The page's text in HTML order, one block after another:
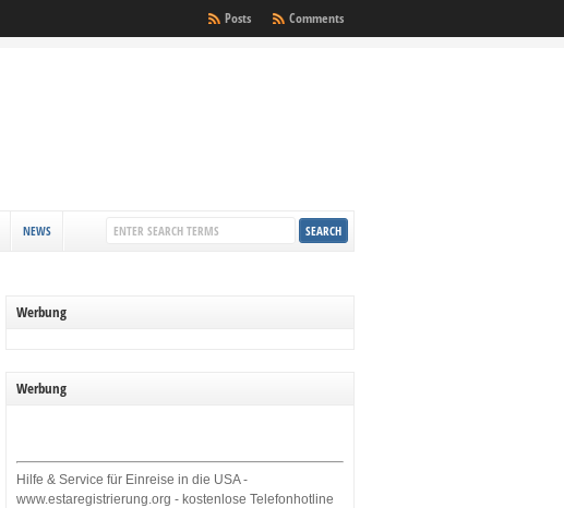
Comments
Posts
NEWS
Werbung
Werbung
Hilfe & Service für Einreise in die USA -
www.estaregistrierung.org - kostenlose Telefonhotline